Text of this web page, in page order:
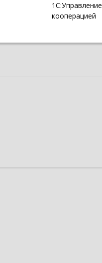
1С:Управление
кооперацией